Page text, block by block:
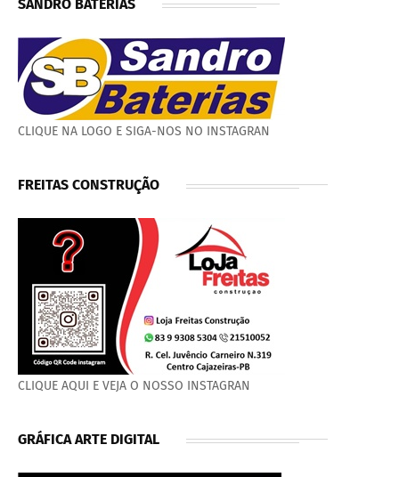
SANDRO BATERIAS
CLIQUE NA LOGO E SIGA-NOS NO INSTAGRAN
FREITAS CONSTRUÇÃO
CLIQUE AQUI E VEJA O NOSSO INSTAGRAN
GRÁFICA ARTE DIGITAL